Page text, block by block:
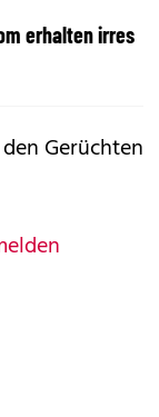
erhalten irres
Gerüchten